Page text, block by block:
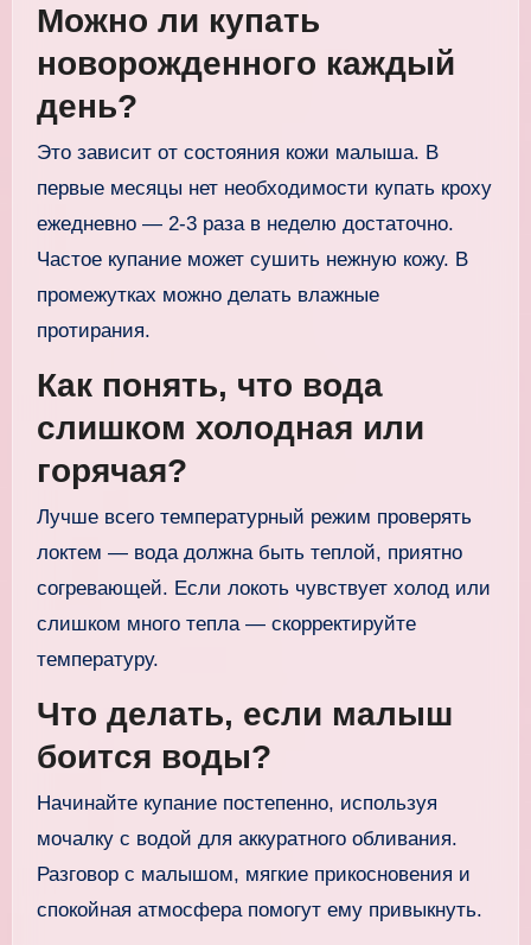
Можно ли купать
новорожденного каждый
день?
Это зависит от состояния кожи малыша. В
первые месяцы нет необходимости купать кроху
ежедневно — 2-3 раза в неделю достаточно.
Частое купание может сушить нежную кожу. В
промежутках можно делать влажные
протирания.
Как понять, что вода
слишком холодная или
горячая?
Лучше всего температурный режим проверять
локтем — вода должна быть теплой, приятно
согревающей. Если локоть чувствует холод или
слишком много тепла — скорректируйте
температуру.
Что делать, если малыш
боится воды?
Начинайте купание постепенно, используя
мочалку с водой для аккуратного обливания.
Разговор с малышом, мягкие прикосновения и
спокойная атмосфера помогут ему привыкнуть.